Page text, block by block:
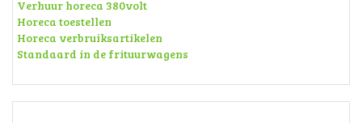
Verhuur horeca 380volt
Horeca toestellen
Horeca verbruiksartikelen
Standaard in de frituurwagens